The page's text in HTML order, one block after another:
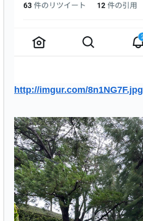
http://imgur.com/8n1NG7F.jpg